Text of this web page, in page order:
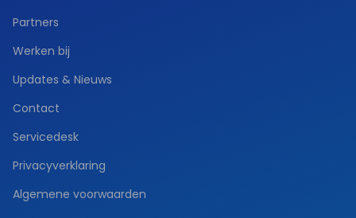
Partners
Werken bij
Updates & Nieuws
Contact
Servicedesk
Privacyverklaring
Algemene voorwaarden